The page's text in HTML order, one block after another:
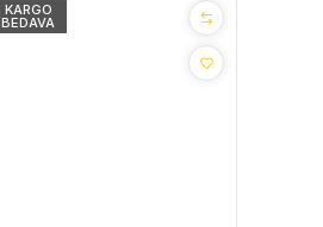
KARGO
BEDAVA